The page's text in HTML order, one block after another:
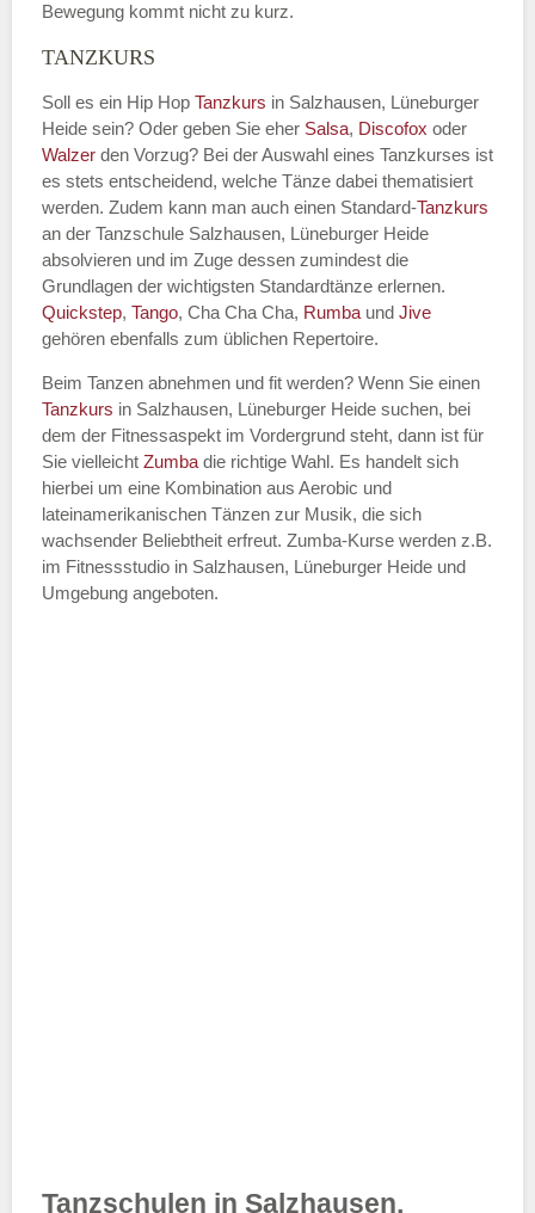
Bewegung kommt nicht zu kurz.
TANZKURS
Soll es ein Hip Hop Tanzkurs in Salzhausen, Lüneburger
Heide sein? Oder geben Sie eher Salsa, Discofox oder
Walzer den Vorzug? Bei der Auswahl eines Tanzkurses ist
es stets entscheidend, welche Tänze dabei thematisiert
werden. Zudem kann man auch einen Standard-Tanzkurs
an der Tanzschule Salzhausen, Lüneburger Heide
absolvieren und im Zuge dessen zumindest die
Grundlagen der wichtigsten Standardtänze erlernen.
Quickstep, Tango, Cha Cha Cha, Rumba und Jive
gehören ebenfalls zum üblichen Repertoire.
Beim Tanzen abnehmen und fit werden? Wenn Sie einen
Tanzkurs in Salzhausen, Lüneburger Heide suchen, bei
dem der Fitnessaspekt im Vordergrund steht, dann ist für
Sie vielleicht Zumba die richtige Wahl. Es handelt sich
hierbei um eine Kombination aus Aerobic und
lateinamerikanischen Tänzen zur Musik, die sich
wachsender Beliebtheit erfreut. Zumba-Kurse werden z.B.
im Fitnessstudio in Salzhausen, Lüneburger Heide und
Umgebung angeboten.
Tanzschulen in Salzhausen,